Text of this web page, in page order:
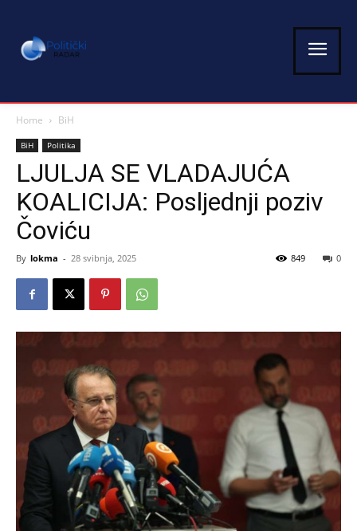
Home BiH
BiH Politika
LJULJA SE VLADAJUĆA
KOALICIJA: Posljednji poziv
Čoviću
By lokma - 28 svibnja, 2025 0
849